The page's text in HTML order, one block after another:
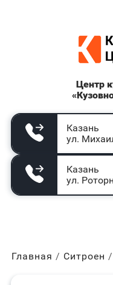
Центр
Казань
ул.
Казань
ул.
Главная Ситроен